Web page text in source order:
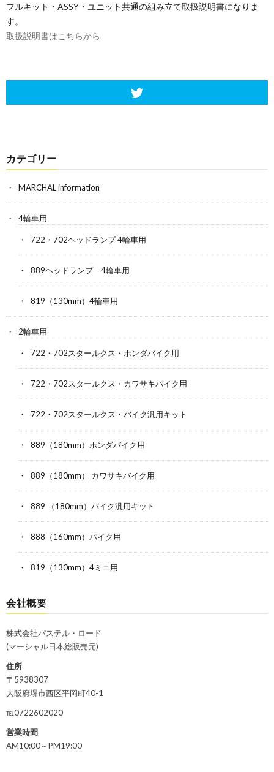
フルキット・ASSY・ユニット共通の組み立て取扱説明書になりま
す。
取扱説明書はこちらから
カテゴリー
MARCHAL information
4輪車用
722・702ヘッドランプ 4輪車用
889ヘッドランプ 4輪車用
819（130mm）4輪車用
2輪車用
722・702スタールクス・ホンダバイク用
722・702スタールクス・カワサキバイク用
722・702スタールクス・バイク汎用キット
889（180mm）ホンダバイク用
889（180mm） カワサキバイク用
889 （180mm）バイク汎用キット
888（160mm）バイク用
819（130mm）4ミニ用
会社概要
株式会社パステル・ロード
(マーシャル日本総販売元)
住所
〒5938307
大阪府堺市西区平岡町40-1
℡0722602020
営業時間
AM10:00～PM19:00